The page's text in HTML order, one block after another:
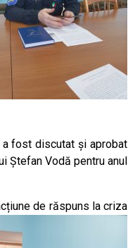
fost discutat și aprobat
Ștefan Vodă pentru anul
de răspuns la criza